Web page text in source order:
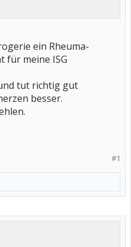
ein Rheuma-
für meine ISG
tut richtig gut
besser.
#1